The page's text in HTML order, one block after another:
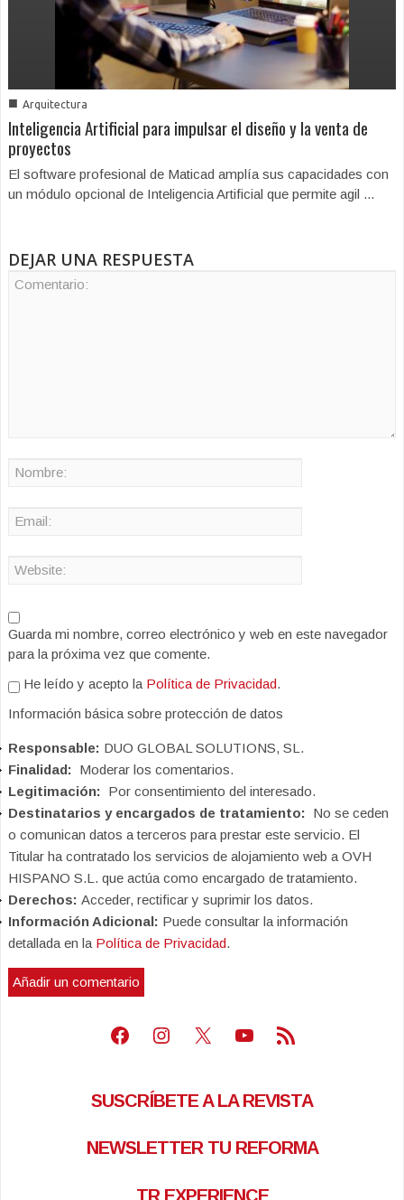
■ Arquitectura
Inteligencia Artificial para impulsar el diseño y la venta de
proyectos
El software profesional de Maticad amplía sus capacidades con
un módulo opcional de Inteligencia Artificial que permite agil ...
DEJAR UNA RESPUESTA
Guarda mi nombre, correo electrónico y web en este navegador
para la próxima vez que comente.
He leído y acepto la Política de Privacidad.
Información básica sobre protección de datos
Responsable: DUO GLOBAL SOLUTIONS, SL.
Finalidad: Moderar los comentarios.
Legitimación: Por consentimiento del interesado.
Destinatarios y encargados de tratamiento: No se ceden
o comunican datos a terceros para prestar este servicio. El
Titular ha contratado los servicios de alojamiento web a OVH
HISPANO S.L. que actúa como encargado de tratamiento.
Derechos: Acceder, rectificar y suprimir los datos.
Información Adicional: Puede consultar la información
detallada en la Política de Privacidad.
Facebook
Instagram
X Youtube
Feed RSS
SUSCRÍBETE A LA REVISTA
NEWSLETTER TU REFORMA
TR EXPERIENCE